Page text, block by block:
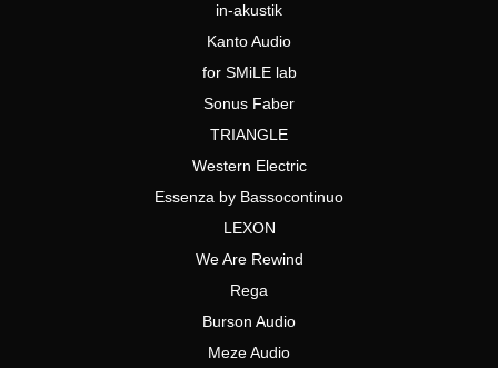
in-akustik
Kanto Audio
for SMiLE lab
Sonus Faber
TRIANGLE
Western Electric
Essenza by Bassocontinuo
LEXON
We Are Rewind
Rega
Burson Audio
Meze Audio